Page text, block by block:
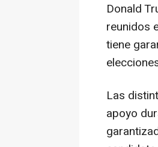
Donald
reunidos
tiene
Las
apoyo